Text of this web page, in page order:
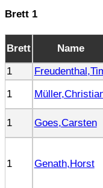
Brett 1
Brett Name
1
1
1 Goes,Carsten
1 Genath,Horst